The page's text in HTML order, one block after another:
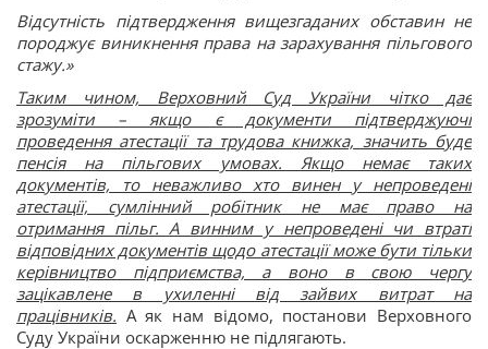
Відсутність підтвердження вищезгаданих обставин не
породжує виникнення права на зарахування пільгового
стажу.»
Таким чином, Верховний Суд України чітко дає
зрозуміти – якщо є документи підтверджуючі
проведення атестації та трудова книжка, значить буде
пенсія на пільгових умовах. Якщо немає таких
документів, то неважливо хто винен у непроведені
атестації, сумлінний робітник не має право на
отримання пільг. А винним у непроведені чи втраті
відповідних документів щодо атестації може бути тільки
керівництво підприємства, а воно в свою чергу
зацікавлене в ухиленні від зайвих витрат на
працівників. А як нам відомо, постанови Верховного
Суду України оскарженню не підлягають.